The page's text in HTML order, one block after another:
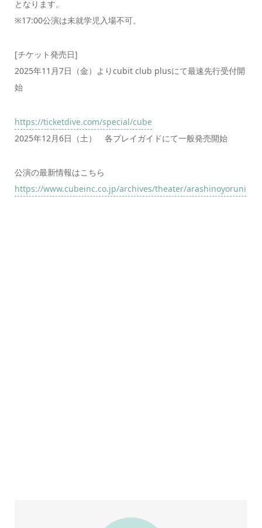
となります。
※17:00公演は未就学児入場不可。
[チケット発売日]
2025年11月7日（金）よりcubit club plusにて最速先行受付開
始
https://ticketdive.com/special/cube
2025年12月6日（土） 各プレイガイドにて一般発売開始
公演の最新情報はこちら
https://www.cubeinc.co.jp/archives/theater/arashinoyoruni